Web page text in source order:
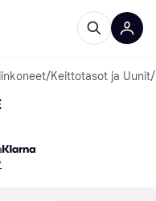
/Keittotasot ja Uunit/